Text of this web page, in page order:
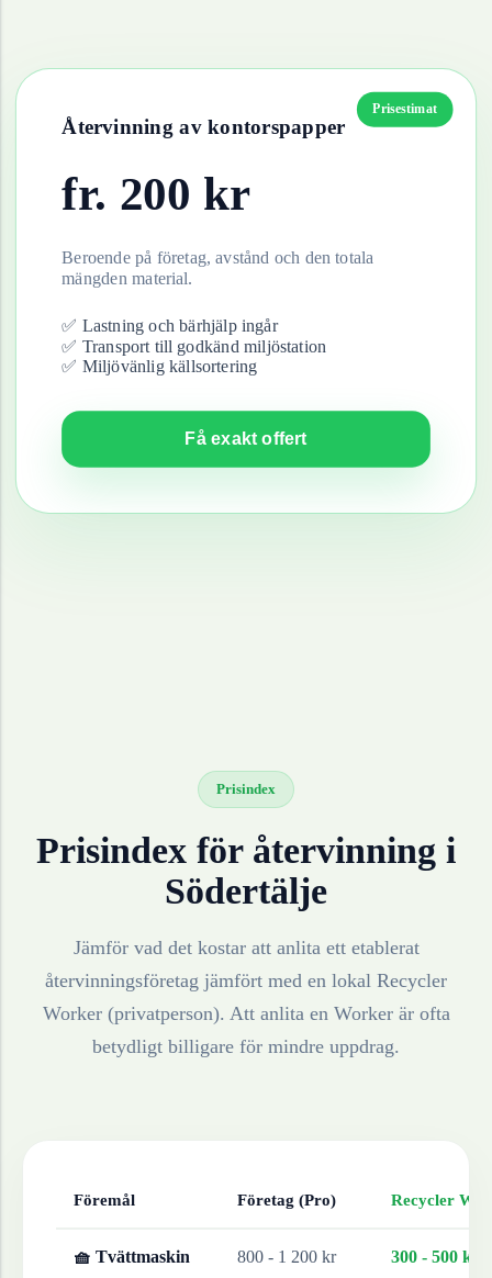
Prisestimat
Återvinning av kontorspapper
fr. 200 kr
Beroende på företag, avstånd och den totala
mängden material.
✅ Lastning och bärhjälp ingår
✅ Transport till godkänd miljöstation
✅ Miljövänlig källsortering
Få exakt offert
Prisindex
Prisindex för återvinning i
Södertälje
Jämför vad det kostar att anlita ett etablerat
återvinningsföretag jämfört med en lokal Recycler
Worker (privatperson). Att anlita en Worker är ofta
betydligt billigare för mindre uppdrag.
Föremål Företag (Pro) Recycler
🧺 Tvättmaskin 800 - 1 200 kr 300 - 500 kr